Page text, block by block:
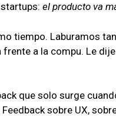
el producto va
tiempo. Laburamos
a la compu. Le
que solo surge
sobre UX,